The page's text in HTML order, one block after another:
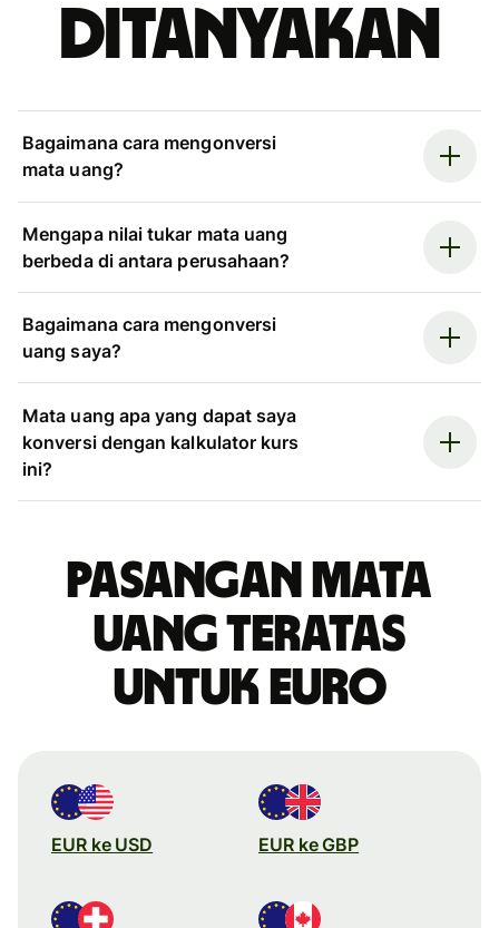
ditanyakan
Bagaimana cara mengonversi
mata uang?
Mengapa nilai tukar mata uang
berbeda di antara perusahaan?
Bagaimana cara mengonversi
uang saya?
Mata uang apa yang dapat saya
konversi dengan kalkulator kurs
ini?
Pasangan mata
uang teratas
untuk euro
EUR ke USD EUR ke GBP